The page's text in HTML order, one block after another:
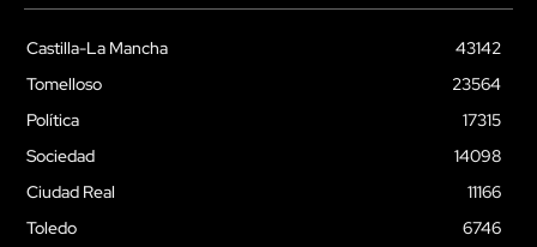
Castilla-La Mancha
43142
Tomelloso
23564
Política
17315
Sociedad
14098
Ciudad Real
11166
Toledo
6746